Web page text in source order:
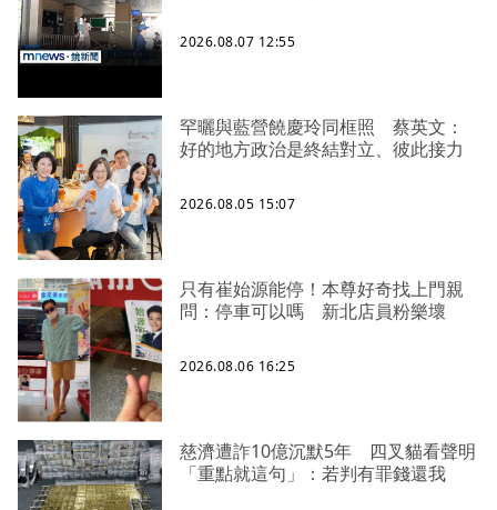
2026.08.07 12:55
罕曬與藍營饒慶玲同框照 蔡英文：
好的地方政治是終結對立、彼此接力
2026.08.05 15:07
只有崔始源能停！本尊好奇找上門親
問：停車可以嗎 新北店員粉樂壞
2026.08.06 16:25
慈濟遭詐10億沉默5年 四叉貓看聲明
「重點就這句」：若判有罪錢還我